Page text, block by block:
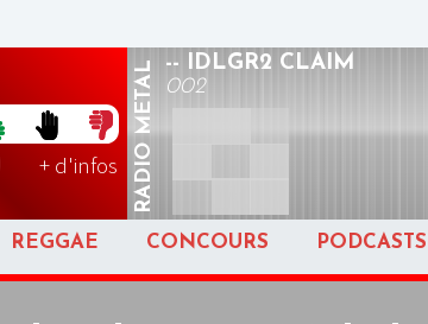
+ d'infos RADIO
METAL -- IDLGR2 CLAIM
002
REGGAE CONCOURS PODCASTS